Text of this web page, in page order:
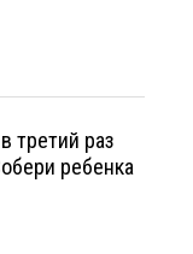
третий раз
ребенка